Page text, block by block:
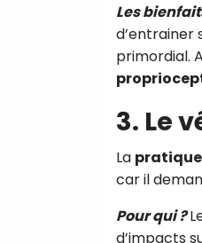
Les
d’entrainer
primordial.
3. Le
La
car il
Pour qui ?
d’impacts